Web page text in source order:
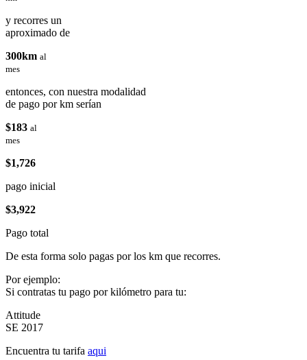
y recorres un
aproximado de
300km al
mes
entonces, con nuestra modalidad
de pago por km serían
$183 al
mes
$1,726
pago inicial
$3,922
Pago total
De esta forma solo pagas por los km que recorres.
Por ejemplo:
Si contratas tu pago por kilómetro para tu:
Attitude
SE 2017
Encuentra tu tarifa aqui